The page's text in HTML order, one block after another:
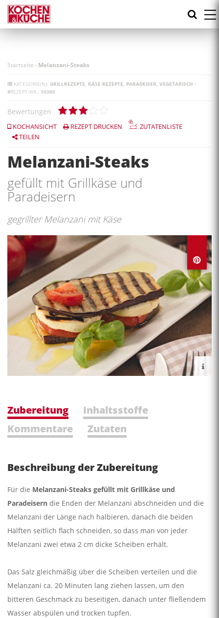
Direkt
zum
Inhalt
Startseite -Melanzani-Steaks
KATEGORIE(N): GRILLREZEPTE KÄSE REZEPTE PARADEISER VEGETARISCH /
#REZEPT-NR.: 10360
Bewertungen
KOCHANSICHT REZEPT DRUCKEN
ZUTATENLISTE
TEILEN
Melanzani-Steaks
gefüllt mit Grillkäse und
Paradeisern
gegrillter Melanzani mit Käse
Zubereitung
Inhaltsstoffe
Kommentare
Zutaten
Beschreibung der Zubereitung
Für die Melanzani-Steaks gefüllt mit Grillkäse und
Paradeisern die Enden der Melanzani abschneiden und die
Melanzani der Länge nach halbieren, danach die beiden
Hälften seitlich flach schneiden, so dass man von jeder
Melanzani zwei etwa 2 cm dicke Scheiben erhält.
Das Salz gleichmäßig über die Scheiben verteilen und die
Melanzani ca. 20 Minuten lang ziehen lassen, um den
bitteren Geschmack zu beseitigen, danach unter fließendem
Wasser abspülen und trocken tupfen.